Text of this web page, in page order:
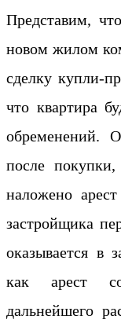
Представим,
новом жилом
сделку купли-
что квартира
обременений.
после
наложено
застройщика
оказывается в
как арест
дальнейшего